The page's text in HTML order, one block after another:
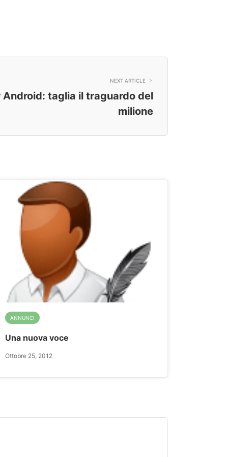
NEXT ARTICLE
Android: taglia il traguardo del
milione
ANNUNCI
Una nuova voce
Ottobre 25, 2012